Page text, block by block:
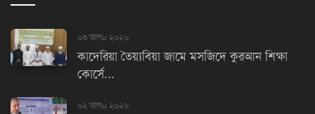
০৩ আগu ২০২৬
কাদেরিয়া তৈয়্যবিয়া জামে মসজিদে কুরআন শিক্ষা
কোর্সে...
০২ আগu ২০২৬